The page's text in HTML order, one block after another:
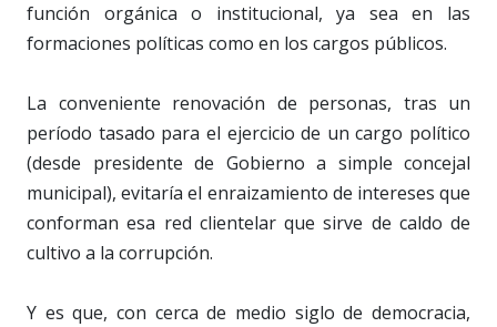
función orgánica o institucional, ya sea en las
formaciones políticas como en los cargos públicos.
La conveniente renovación de personas, tras un
período tasado para el ejercicio de un cargo político
(desde presidente de Gobierno a simple concejal
municipal), evitaría el enraizamiento de intereses que
conforman esa red clientelar que sirve de caldo de
cultivo a la corrupción.
Y es que, con cerca de medio siglo de democracia,